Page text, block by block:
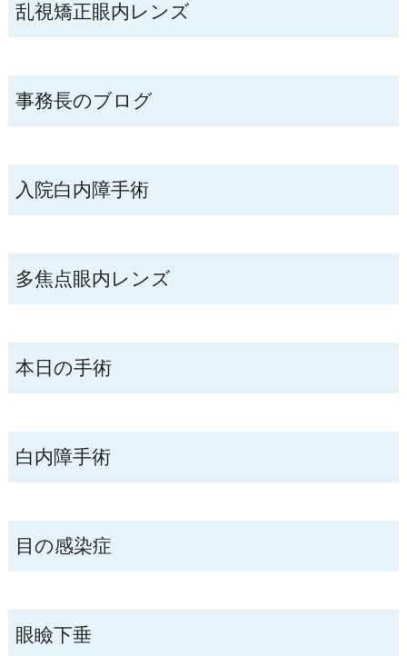
乱視矯正眼内レンズ
事務長のブログ
入院白内障手術
多焦点眼内レンズ
本日の手術
白内障手術
目の感染症
眼瞼下垂